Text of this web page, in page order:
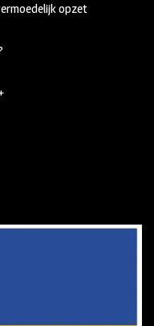
opzet